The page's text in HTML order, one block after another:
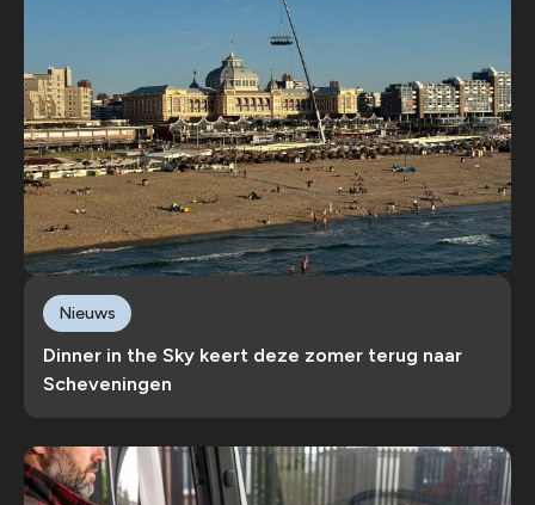
Dinner in the Sky keert deze zomer terug naar
Scheveningen
Nieuws